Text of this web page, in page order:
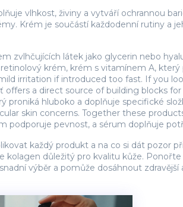
vlhkost, živiny a vytváří ochrannou
Krém je součástí každodenní rutiny a
zvlhčujících látek jako glycerin nebo
retinolový krém, krém s vitamínem A, který
irritation if introduced too fast. If you
offers a direct source of building blocks
proniká hluboko a doplňuje specifické
skin concerns. Together these
podporuje pevnost, a sérum doplňuje
každý produkt a na co si dát pozor
důležitý pro kvalitu kůže.
výběr a pomůže dosáhnout zdravější